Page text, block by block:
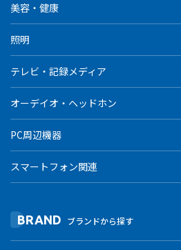
美容・健康
照明
テレビ・記録メディア
オーデイオ・ヘッドホン
PC周辺機器
スマートフォン関連
BRAND ブランドから探す